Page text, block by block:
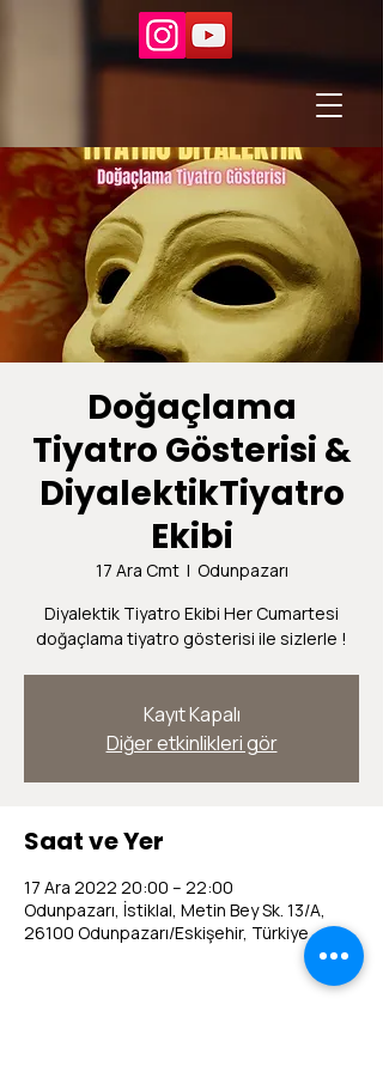
Doğaçlama
Tiyatro Gösterisi &
DiyalektikTiyatro
Ekibi
17 Ara Cmt
  |
Odunpazarı
Diyalektik Tiyatro Ekibi Her Cumartesi
doğaçlama tiyatro gösterisi ile sizlerle !
Kayıt Kapalı
Diğer etkinlikleri gör
Saat ve Yer
17 Ara 2022 20:00 – 22:00
Odunpazarı, İstiklal, Metin Bey Sk. 13/A,
26100 Odunpazarı/Eskişehir, Türkiye